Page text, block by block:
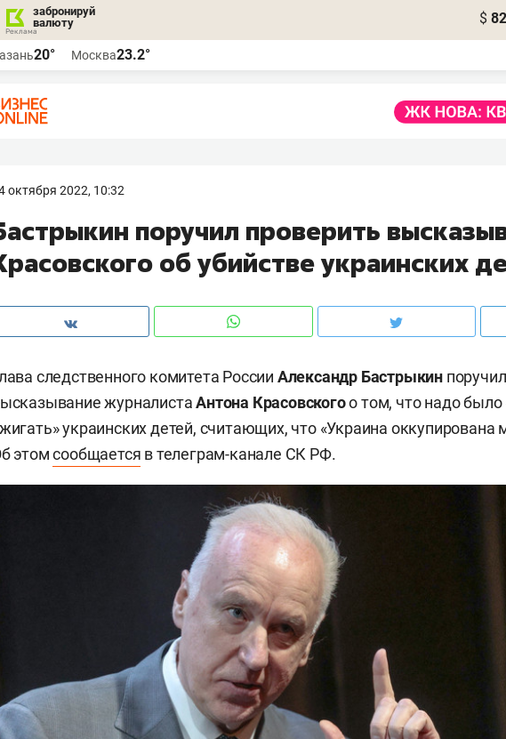
забронируй
валюту
$
20° Москва23.2°
октября 2022, 10:32
поручил проверить
об убийстве украинских
следственного комитета России Александр Бастрыкин
журналистаАнтона Красовскогоо том, что надо было
украинских детей, считающих, что «Украина оккупирована
этомсообщается в телеграм-канале СК РФ.